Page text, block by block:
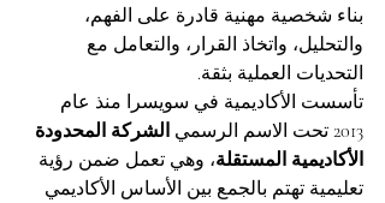
بناء شخصية مهنية قادرة على الفهم،
والتحليل، واتخاذ القرار، والتعامل مع
التحديات العملية بثقة.
تأسست الأكاديمية في سويسرا منذ عام
2013 تحت الاسم الرسمي
الشركة المحدودة
الأكاديمية المستقلة، وهي تعمل ضمن رؤية
تعليمية تهتم بالجمع بين الأساس الأكاديمي